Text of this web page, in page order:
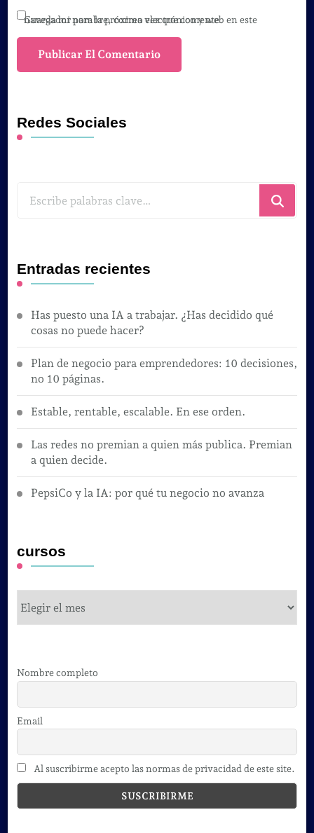
Guarda mi nombre, correo electrónico y web en este navegador para la próxima vez que comente.
Redes Sociales
Entradas recientes
Has puesto una IA a trabajar. ¿Has decidido qué
cosas no puede hacer?
Plan de negocio para emprendedores: 10 decisiones,
no 10 páginas.
Estable, rentable, escalable. En ese orden.
Las redes no premian a quien más publica. Premian
a quien decide.
PepsiCo y la IA: por qué tu negocio no avanza
cursos
Nombre completo
Email
Al suscribirme acepto las normas de privacidad de este site.